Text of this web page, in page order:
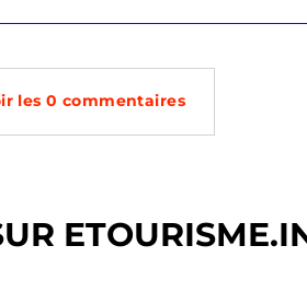
les 0 commentaires